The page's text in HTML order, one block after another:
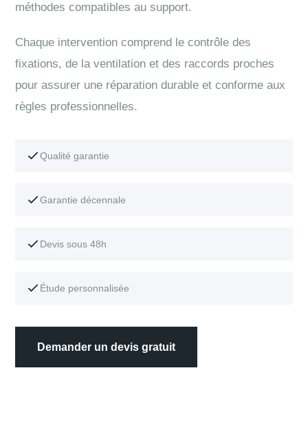
méthodes compatibles au support.
Chaque intervention comprend le contrôle des
fixations, de la ventilation et des raccords proches
pour assurer une réparation durable et conforme aux
règles professionnelles.
Qualité garantie
Garantie décennale
Devis sous 48h
Étude personnalisée
Demander un devis gratuit